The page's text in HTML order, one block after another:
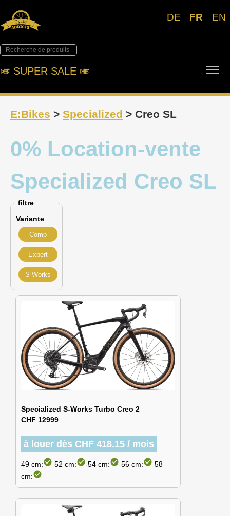
DE FR EN
🎺︎ SUPER SALE 🎺︎
E:Bikes > Specialized > Creo SL
0% Location-vente
Specialized Creo SL
filtre
Variante
Comp
Expert
S-Works
Specialized S-Works Turbo Creo 2
CHF 12999
à louer dès CHF 418.15 / mois
49 cm:check_circle 52 cm:check_circle 54 cm:check_circle 56 cm:check_circle 58
cm:check_circle